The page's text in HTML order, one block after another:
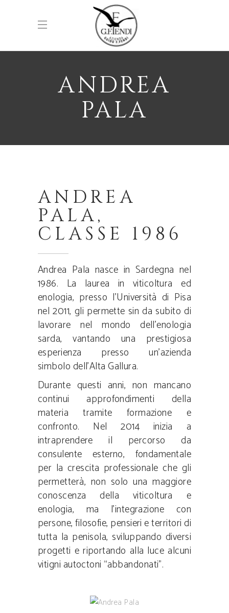
ANDREA
PALA
ANDREA
PALA,
CLASSE 1986
Andrea Pala nasce in Sardegna nel
1986. La laurea in viticoltura ed
enologia, presso l’Università di Pisa
nel 2011, gli permette sin da subito di
lavorare nel mondo dell’enologia
sarda, vantando una prestigiosa
esperienza presso un’azienda
simbolo dell’Alta Gallura.
Durante questi anni, non mancano
continui approfondimenti della
materia tramite formazione e
confronto. Nel 2014 inizia a
intraprendere il percorso da
consulente esterno, fondamentale
per la crescita professionale che gli
permetterà, non solo una maggiore
conoscenza della viticoltura e
enologia, ma l’integrazione con
persone, filosofie, pensieri e territori di
tutta la penisola, sviluppando diversi
progetti e riportando alla luce alcuni
vitigni autoctoni “abbandonati”.